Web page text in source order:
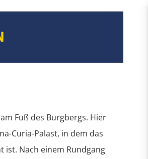
Fuß des Burgbergs. Hier
Curia-Palast, in dem das
Nach einem Rundgang